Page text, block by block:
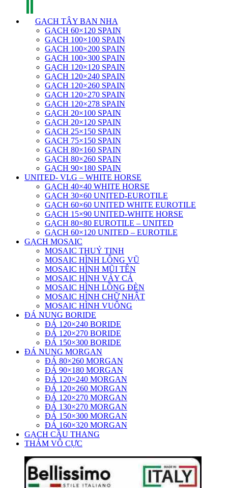
GẠCH TÂY BAN NHA
GẠCH 60×120 SPAIN
GẠCH 100×100 SPAIN
GẠCH 100×200 SPAIN
GẠCH 100×300 SPAIN
GẠCH 120×120 SPAIN
GẠCH 120×240 SPAIN
GẠCH 120×260 SPAIN
GẠCH 120×270 SPAIN
GẠCH 120×278 SPAIN
GẠCH 20×100 SPAIN
GẠCH 20×120 SPAIN
GẠCH 25×150 SPAIN
GẠCH 75×150 SPAIN
GẠCH 80×160 SPAIN
GẠCH 80×260 SPAIN
GẠCH 90×180 SPAIN
UNITED- VLG – WHITE HORSE
GẠCH 40×40 WHITE HORSE
GẠCH 30×60 UNITED-EUROTILE
GẠCH 60×60 UNITED WHITE EUROTILE
GẠCH 15×90 UNITED-WHITE HORSE
GẠCH 80×80 EUROTILE – UNITED
GẠCH 60×120 UNITED – EUROTILE
GẠCH MOSAIC
MOSAIC THUỶ TINH
MOSAIC HÌNH LÔNG VŨ
MOSAIC HÌNH MŨI TÊN
MOSAIC HÌNH VẢY CÁ
MOSAIC HÌNH LỒNG ĐÈN
MOSAIC HÌNH CHỮ NHẬT
MOSAIC HÌNH VUÔNG
ĐÁ NUNG BORIDE
ĐÁ 120×240 BORIDE
ĐÁ 120×270 BORIDE
ĐÁ 150×300 BORIDE
ĐÁ NUNG MORGAN
ĐÁ 80×260 MORGAN
ĐÁ 90×180 MORGAN
ĐÁ 120×240 MORGAN
ĐÁ 120×260 MORGAN
ĐÁ 120×270 MORGAN
ĐÁ 130×270 MORGAN
ĐÁ 150×300 MORGAN
ĐÁ 160×320 MORGAN
GẠCH CẦU THANG
THẢM VÔ CỰC